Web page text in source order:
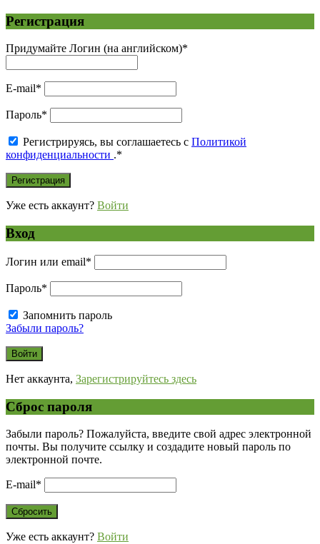
Регистрация
Придумайте Логин (на английском)*
E-mail*
Пароль*
Регистрируясь, вы соглашаетесь с Политикой
конфиденциальности .*
Уже есть аккаунт? Войти
Вход
Логин или email*
Пароль*
Запомнить пароль
Забыли пароль?
Нет аккаунта, Зарегистрируйтесь здесь
Сброс пароля
Забыли пароль? Пожалуйста, введите свой адрес электронной
почты. Вы получите ссылку и создадите новый пароль по
электронной почте.
E-mail*
Уже есть аккаунт? Войти